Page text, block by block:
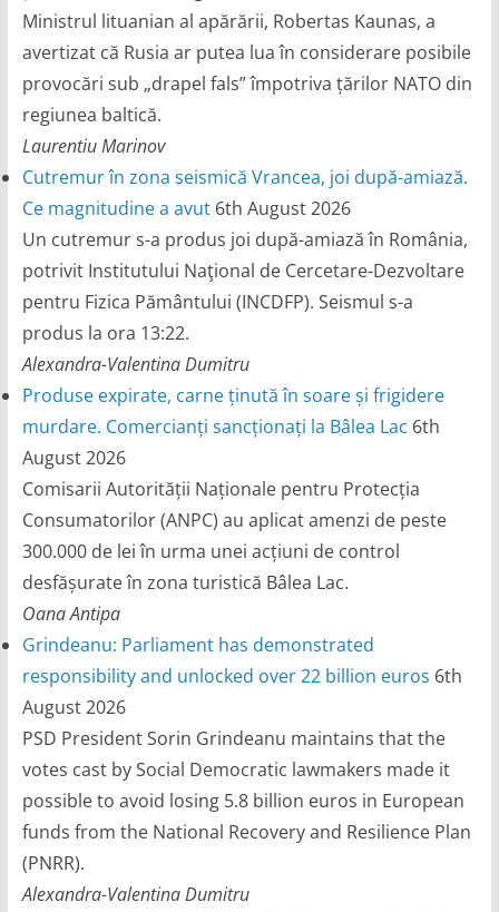
Ministrul lituanian al apărării, Robertas Kaunas, a
avertizat că Rusia ar putea lua în considerare posibile
provocări sub „drapel fals” împotriva țărilor NATO din
regiunea baltică.
Laurentiu Marinov
Cutremur în zona seismică Vrancea, joi după-amiază.
Ce magnitudine a avut 6th August 2026
Un cutremur s-a produs joi după-amiază în România,
potrivit Institutului Naţional de Cercetare-Dezvoltare
pentru Fizica Pământului (INCDFP). Seismul s-a
produs la ora 13:22.
Alexandra-Valentina Dumitru
Produse expirate, carne ținută în soare și frigidere
murdare. Comercianți sancționați la Bâlea Lac 6th
August 2026
Comisarii Autorității Naționale pentru Protecția
Consumatorilor (ANPC) au aplicat amenzi de peste
300.000 de lei în urma unei acțiuni de control
desfășurate în zona turistică Bâlea Lac.
Oana Antipa
Grindeanu: Parliament has demonstrated
responsibility and unlocked over 22 billion euros 6th
August 2026
PSD President Sorin Grindeanu maintains that the
votes cast by Social Democratic lawmakers made it
possible to avoid losing 5.8 billion euros in European
funds from the National Recovery and Resilience Plan
(PNRR).
Alexandra-Valentina Dumitru